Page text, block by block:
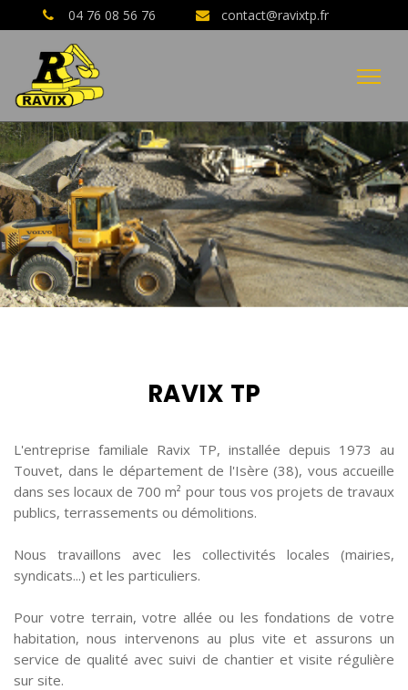
04 76 08 56 76 contact@ravixtp.fr
04 76 08 56 76 AVIS CLIENTS GOOGLE
RAVIX TP
L'entreprise familiale Ravix TP, installée depuis 1973 au
Touvet, dans le département de l'Isère (38), vous accueille
dans ses locaux de 700 m² pour tous vos projets de travaux
publics, terrassements ou démolitions.
Nous travaillons avec les collectivités locales (mairies,
syndicats...) et les particuliers.
Pour votre terrain, votre allée ou les fondations de votre
habitation, nous intervenons au plus vite et assurons un
service de qualité avec suivi de chantier et visite régulière
sur site.